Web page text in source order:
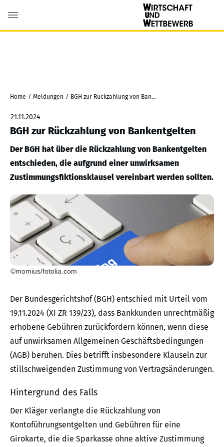
Home / Meldungen / BGH zur Rückzahlung von Bankentgelten
21.11.2024
BGH zur Rückzahlung von Bankentgelten
Der BGH hat über die Rückzahlung von Bankentgelten
entschieden, die aufgrund einer unwirksamen
Zustimmungsfiktionsklausel vereinbart werden sollten.
©momius/fotolia.com
Der Bundesgerichtshof (BGH) entschied mit Urteil vom
19.11.2024 (XI ZR 139/23), dass Bankkunden unrechtmäßig
erhobene Gebühren zurückfordern können, wenn diese
auf unwirksamen Allgemeinen Geschäftsbedingungen
(AGB) beruhen. Dies betrifft insbesondere Klauseln zur
stillschweigenden Zustimmung von Vertragsänderungen.
Hintergrund des Falls
Der Kläger verlangte die Rückzahlung von
Kontoführungsentgelten und Gebühren für eine
Girokarte, die die Sparkasse ohne aktive Zustimmung